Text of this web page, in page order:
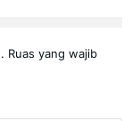
Ruas yang wajib